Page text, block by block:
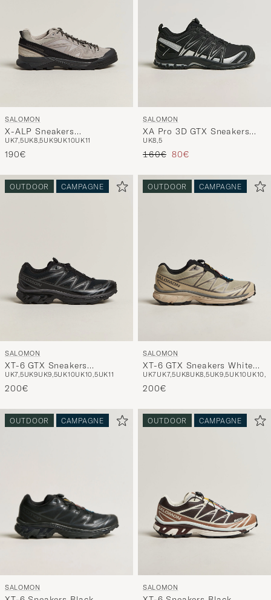
SALOMON
X-ALP Sneakers
Cloudburst/Paloma
UK7,5UK8,5UK9UK10UK11
190€
SALOMON
XA Pro 3D GTX Sneakers
Black
UK8,5
Reguliere prijs
160€ Verlaagd prijs
80€
OUTDOOR CAMPAGNE
SALOMON
XT-6 GTX Sneakers
Black/Asphalt
UK7,5UK9UK9,5UK10UK10,5UK11
200€
OUTDOOR CAMPAGNE
SALOMON
XT-6 GTX Sneakers White
Pepper/Silver Sage
UK7UK7,5UK8UK8,5UK9,5UK10UK10,5
200€
OUTDOOR CAMPAGNE
SALOMON
OUTDOOR CAMPAGNE
SALOMON